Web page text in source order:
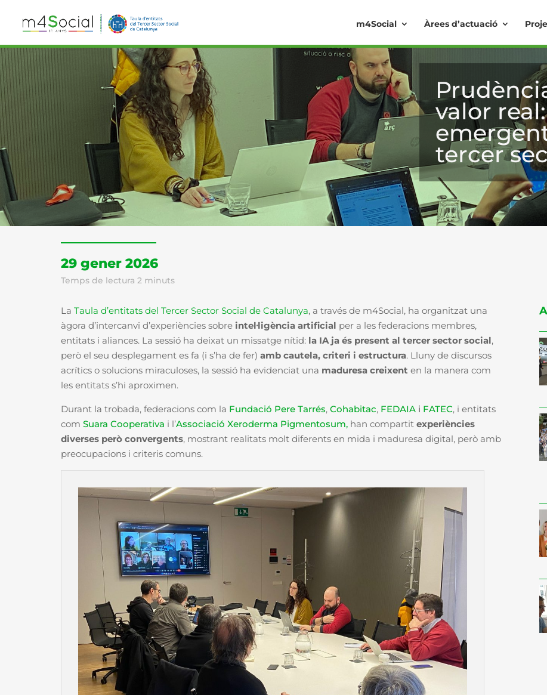
m4Social Àrees d’actuació
valor
tercer
29 gener 2026
Temps de lectura 2 minuts
La Taula d’entitats del Tercer Sector Social de Catalunya, a través de m4Social, ha organitzat una
àgora d’intercanvi d’experiències sobre intel·ligència artificial per a les federacions membres,
entitats i aliances. La sessió ha deixat un missatge nítid: la IA ja és present al tercer sector social,
però el seu desplegament es fa (i s’ha de fer) amb cautela, criteri i estructura. Lluny de discursos
acrítics o solucions miraculoses, la sessió ha evidenciat una maduresa creixent en la manera com
les entitats s’hi aproximen.
Durant la trobada, federacions com la Fundació Pere Tarrés, Cohabitac, FEDAIA i FATEC, i entitats
com Suara Cooperativa i l’Associació Xeroderma Pigmentosum, han compartit experiències
diverses però convergents, mostrant realitats molt diferents en mida i maduresa digital, però amb
preocupacions i criteris comuns.